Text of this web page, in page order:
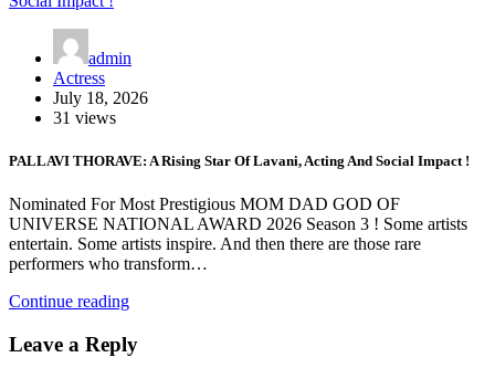
admin
Actress
July 18, 2026
31 views
PALLAVI THORAVE: A Rising Star Of Lavani, Acting And Social Impact !
Nominated For Most Prestigious MOM DAD GOD OF
UNIVERSE NATIONAL AWARD 2026 Season 3 ! Some artists
entertain. Some artists inspire. And then there are those rare
performers who transform…
Continue reading
Leave a Reply